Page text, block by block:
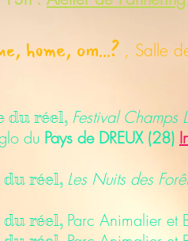
du réel, Festival Champs
du Pays de DREUX (28)
réel, Les Nuits des
réel, Parc Animalier et
home, om...? , Salle